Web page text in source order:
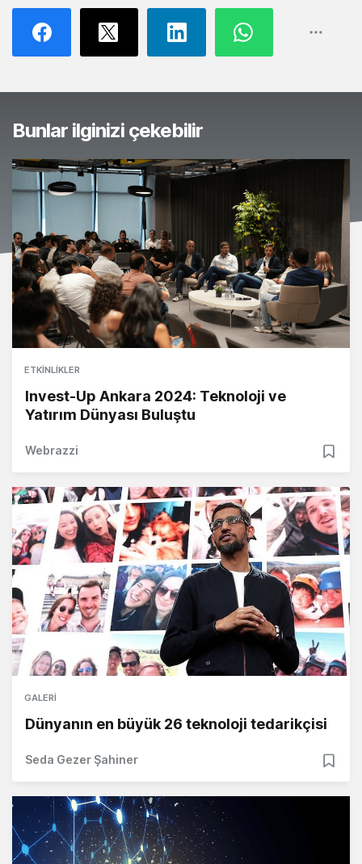
Bunlar ilginizi çekebilir
ETKINLIKLER
Invest-Up Ankara 2024: Teknoloji ve
Yatırım Dünyası Buluştu
Webrazzi
GALERI
Dünyanın en büyük 26 teknoloji tedarikçisi
Seda Gezer Şahiner